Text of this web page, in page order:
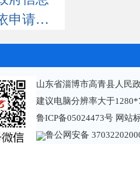
申请公开
山东省淄博市高青县人民
建议电脑分辨率大于
鲁ICP备05024473号 网站
鲁公网安备